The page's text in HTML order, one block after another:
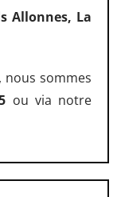
Allonnes, La
nous sommes
ou via notre